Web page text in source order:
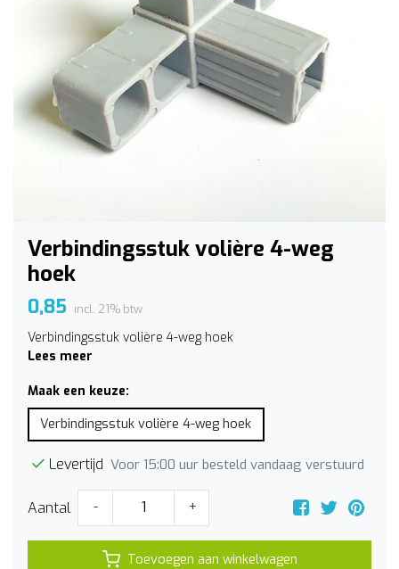
Verbindingsstuk volière 4-weg
hoek
0,85 incl. 21% btw
Verbindingsstuk volière 4-weg hoek
Lees meer
Maak een keuze:
Verbindingsstuk volière 4-weg hoek
Levertijd Voor 15:00 uur besteld vandaag verstuurd
Aantal - +
Toevoegen aan winkelwagen